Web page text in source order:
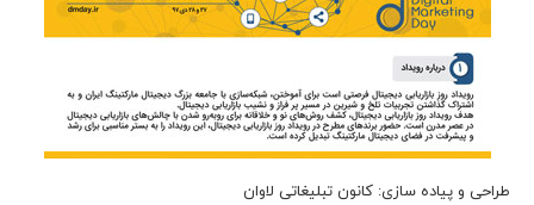
طراحی و پیاده سازی: کانون تبلیغاتی لاوان